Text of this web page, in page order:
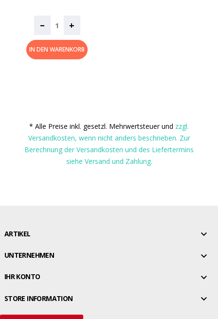
– +
IN DEN WARENKORB
* Alle Preise inkl. gesetzl. Mehrwertsteuer und zzgl.
Versandkosten, wenn nicht anders beschrieben. Zur
Berechnung der Versandkosten und des Liefertermins
siehe Versand und Zahlung.
ARTIKEL 
UNTERNEHMEN 
IHR KONTO 
STORE INFORMATION 